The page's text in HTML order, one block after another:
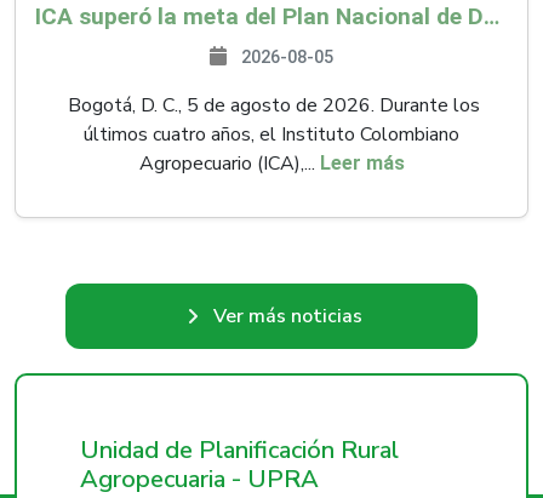
ICA superó la meta del Plan Nacional de Desarrollo y abrió 61 mercados internacionales
2026-08-05
Bogotá, D. C., 5 de agosto de 2026. Durante los
últimos cuatro años, el Instituto Colombiano
Agropecuario (ICA),... Leer más
Ver más noticias
Unidad de Planificación Rural
Agropecuaria - UPRA